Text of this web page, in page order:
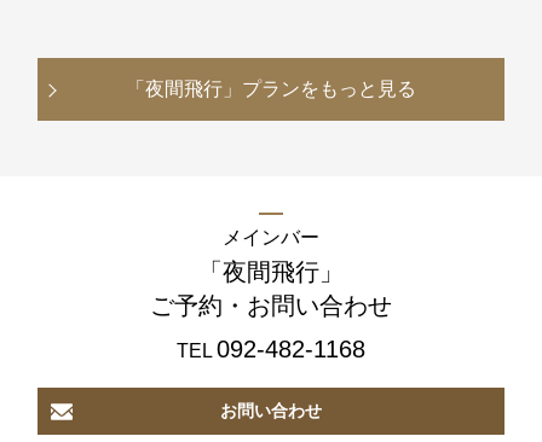
「夜間飛行」 プランをもっと見る
メインバー
「夜間飛行」
ご予約・お問い合わせ
TEL 092-482-1168
お問い合わせ